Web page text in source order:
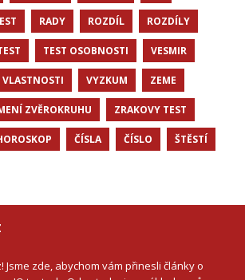
RADY ROZDÍL ROZDÍLY
TEST OSOBNOSTI VESMIR
VLASTNOSTI VYZKUM ZEME
ZVĚROKRUHU ZRAKOVY TEST
ČÍSLA ČÍSLO ŠTĚSTÍ
Jsme zde, abychom vám přinesli články o